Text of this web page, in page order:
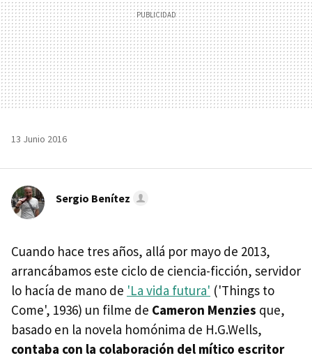
13 Junio 2016
Sergio Benítez
Cuando hace tres años, allá por mayo de 2013,
arrancábamos este ciclo de ciencia-ficción, servidor
lo hacía de mano de 'La vida futura' ('Things to
Come', 1936) un filme de Cameron Menzies que,
basado en la novela homónima de H.G.Wells,
contaba con la colaboración del mítico escritor